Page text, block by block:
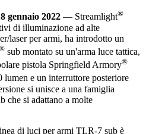
gennaio 2022 — Streamlight®
di illuminazione ad alte
laser per armi, ha introdotto un
sub montato su un'arma luce tattica,
pistola Springfield Armory®
e un interruttore posteriore
si unisce a una famiglia
che si adattano a molte
di luci per armi TLR-7 sub è